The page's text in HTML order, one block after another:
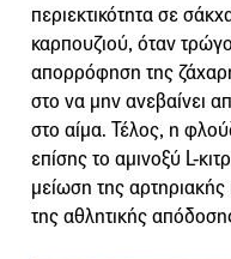
περιεκτικότητα σε
καρπουζιού, όταν
απορρόφηση της
στο να μην ανεβαίνει
στο αίμα. Τέλος, η
επίσης το αμινοξύ L-
μείωση της
της αθλητικής